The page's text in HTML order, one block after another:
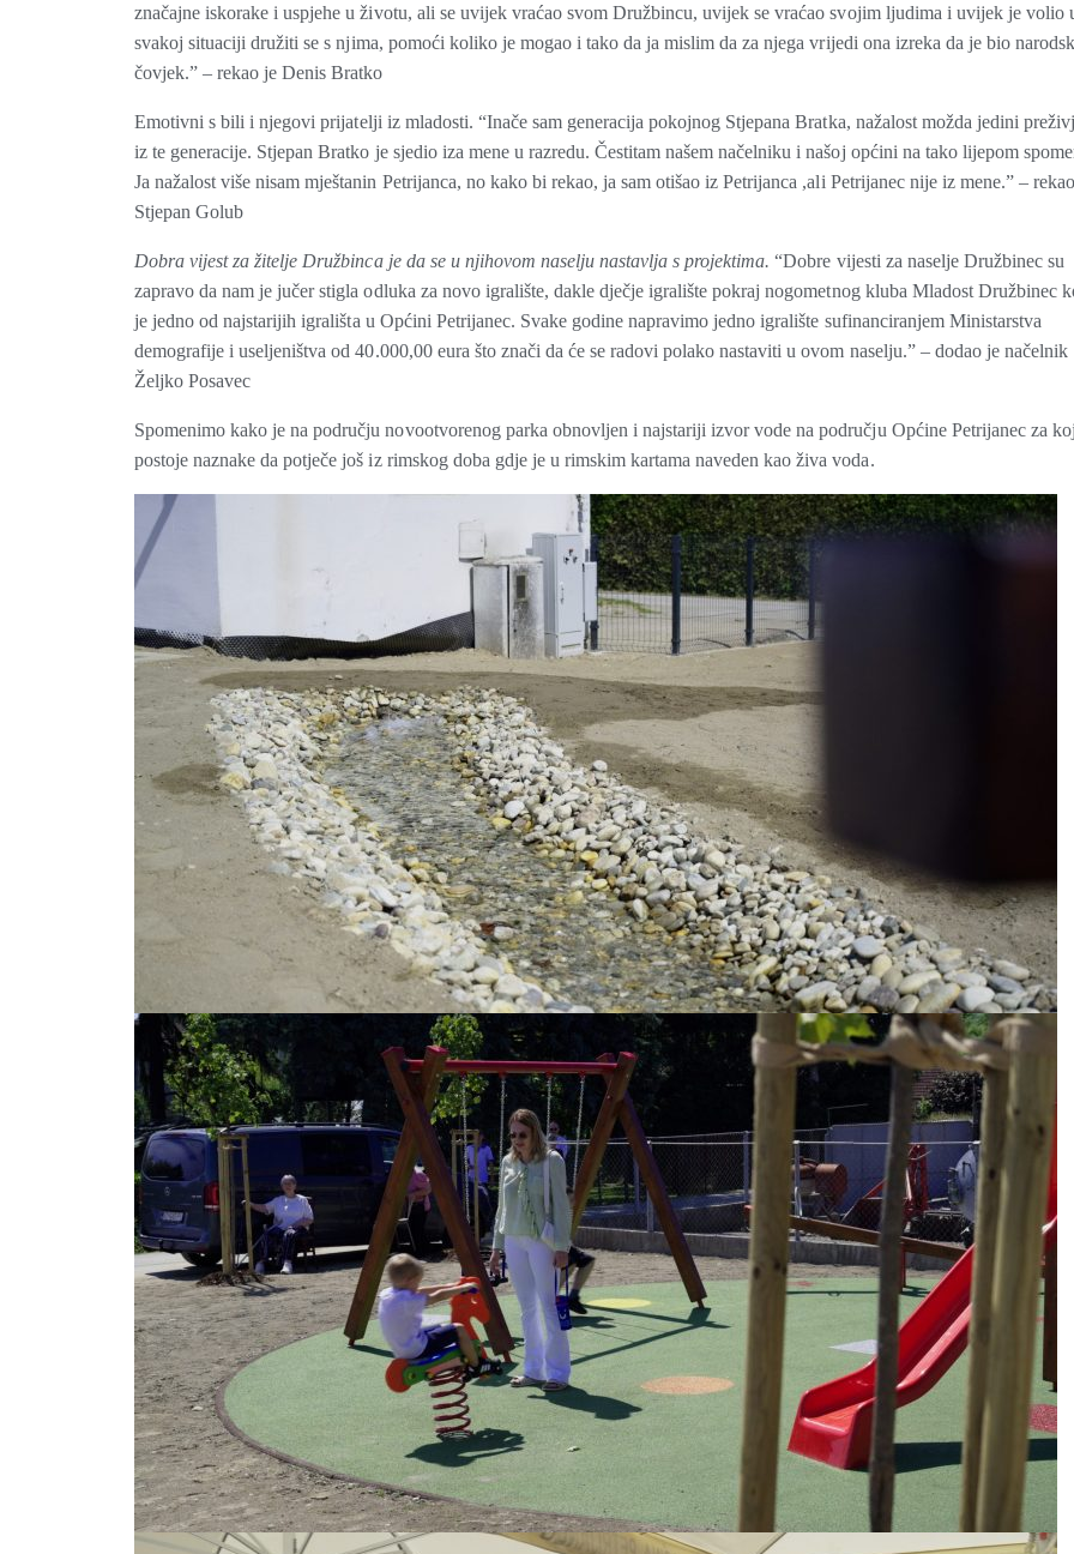
značajne iskorake i uspjehe u životu, ali se uvijek vraćao svom Družbincu, uvijek se vraćao svojim ljudima i uvijek je volio
svakoj situaciji družiti se s njima, pomoći koliko je mogao i tako da ja mislim da za njega vrijedi ona izreka da je bio
čovjek.” – rekao je Denis Bratko
Emotivni s bili i njegovi prijatelji iz mladosti. “Inače sam generacija pokojnog Stjepana Bratka, nažalost možda jedini
iz te generacije. Stjepan Bratko je sjedio iza mene u razredu. Čestitam našem načelniku i našoj općini na tako lijepom
Ja nažalost više nisam mještanin Petrijanca, no kako bi rekao, ja sam otišao iz Petrijanca ,ali Petrijanec nije iz mene.” –
Stjepan Golub
Dobra vijest za žitelje Družbinca je da se u njihovom naselju nastavlja s projektima.“Dobre vijesti za naselje Družbinec su
zapravo da nam je jučer stigla odluka za novo igralište, dakle dječje igralište pokraj nogometnog kluba Mladost Družbinec
je jedno od najstarijih igrališta u Općini Petrijanec. Svake godine napravimo jedno igralište sufinanciranjem Ministarstva
demografije i useljeništva od 40.000,00 eura što znači da će se radovi polako nastaviti u ovom naselju.” – dodao je načelnik
Željko Posavec
Spomenimo kako je na području novootvorenog parka obnovljen i najstariji izvor vode na području Općine Petrijanec za
postoje naznake da potječe još iz rimskog doba gdje je u rimskim kartama naveden kao živa voda.